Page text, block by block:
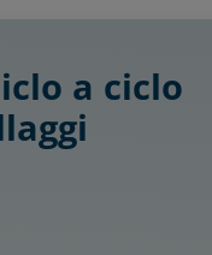
a ciclo